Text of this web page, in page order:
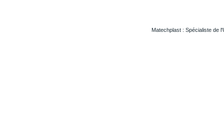
Matechplast : Spécialiste de